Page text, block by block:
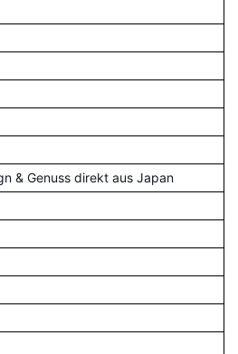
& Genuss direkt aus Japan